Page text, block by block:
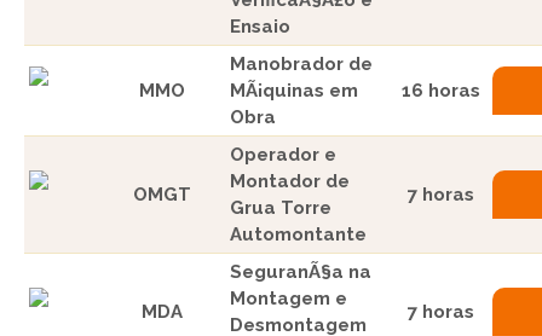
Ensaio
MMO
Manobrador de
MÃ¡quinas em
Obra
16 horas
OMGT
Operador e
Montador de
Grua Torre
Automontante
7 horas
MDA
SeguranÃ§a na
Montagem e
Desmontagem
7 horas